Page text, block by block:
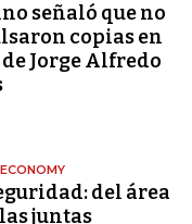
señaló que no
copias en
de Jorge Alfredo
del área
juntas